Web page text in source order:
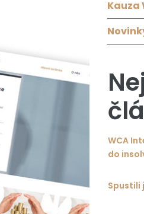
Kauza
WCA
do
Spustili